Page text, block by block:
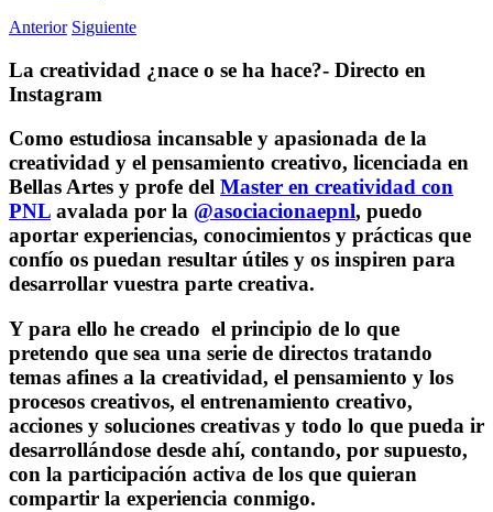
Anterior Siguiente
La creatividad ¿nace o se ha hace?- Directo en
Instagram
Como estudiosa incansable y apasionada de la
creatividad y el pensamiento creativo, licenciada en
Bellas Artes y profe del Master en creatividad con
PNL avalada por la @asociacionaepnl, puedo
aportar experiencias, conocimientos y prácticas que
confío os puedan resultar útiles y os inspiren para
desarrollar vuestra parte creativa.
Y para ello he creado el principio de lo que
pretendo que sea una serie de directos tratando
temas afines a la creatividad, el pensamiento y los
procesos creativos, el entrenamiento creativo,
acciones y soluciones creativas y todo lo que pueda ir
desarrollándose desde ahí, contando, por supuesto,
con la participación activa de los que quieran
compartir la experiencia conmigo.